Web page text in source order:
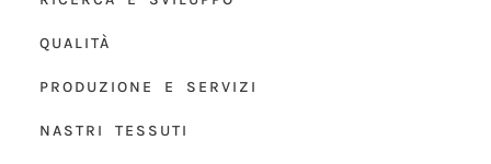
QUALITÀ
PRODUZIONE E SERVIZI
NASTRI TESSUTI